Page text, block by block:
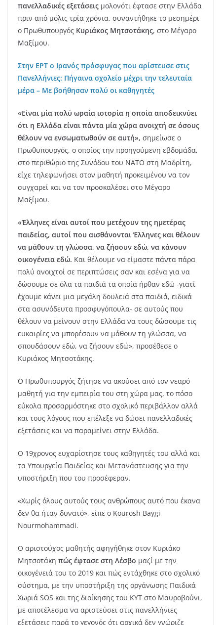
πανελλαδικές εξετάσεις μολονότι έφτασε στην Ελλάδα
πριν από μόλις τρία χρόνια, συναντήθηκε το μεσημέρι
ο Πρωθυπουργός Κυριάκος Μητσοτάκης, στο Μέγαρο
Μαξίμου.
Στην ΕΡΤ ο Ιρανός πρόσφυγας που αρίστευσε στις
Πανελλήνιες: Πήγαινα σχολείο μέχρι την τελευταία
μέρα – Με βοήθησαν πολύ οι καθηγητές
«Είναι μία πολύ ωραία ιστορία η οποία αποδεικνύει
ότι η Ελλάδα είναι πάντα μία χώρα ανοιχτή σε όσους
θέλουν να ενσωματωθούν σε αυτή», σημείωσε ο
Πρωθυπουργός, ο οποίος την προηγούμενη εβδομάδα,
στο περιθώριο της Συνόδου του ΝΑΤΟ στη Μαδρίτη,
είχε τηλεφωνήσει στον μαθητή προκειμένου να τον
συγχαρεί και να τον προσκαλέσει στο Μέγαρο
Μαξίμου.
«Έλληνες είναι αυτοί που μετέχουν της ημετέρας
παιδείας, αυτοί που αισθάνονται Έλληνες και θέλουν
να μάθουν τη γλώσσα, να ζήσουν εδώ, να κάνουν
οικογένεια εδώ. Και θέλουμε να είμαστε πάντα πάρα
πολύ ανοιχτοί σε περιπτώσεις σαν και εσένα για να
δώσουμε σε όλα τα παιδιά τα οποία ήρθαν εδώ -γιατί
έχουμε κάνει μια μεγάλη δουλειά στα παιδιά, ειδικά
στα ασυνόδευτα προσφυγόπουλα- σε αυτούς που
θέλουν να μείνουν στην Ελλάδα να τους δώσουμε τις
ευκαιρίες να μπορέσουν να μάθουν τη γλώσσα, να
σπουδάσουν εδώ, να ζήσουν εδώ», προσέθεσε ο
Κυριάκος Μητσοτάκης.
Ο Πρωθυπουργός ζήτησε να ακούσει από τον νεαρό
μαθητή για την εμπειρία του στη χώρα μας, το πόσο
εύκολα προσαρμόστηκε στο σχολικό περιβάλλον αλλά
και τους λόγους που επέλεξε να δώσει πανελλαδικές
εξετάσεις και να παραμείνει στην Ελλάδα.
Ο 19χρονος ευχαρίστησε τους καθηγητές του αλλά και
τα Υπουργεία Παιδείας και Μετανάστευσης για την
υποστήριξη που του προσέφεραν.
«Χωρίς όλους αυτούς τους ανθρώπους αυτό που έκανα
δεν θα ήταν δυνατό», είπε ο Kourosh Baygi
Nourmohammadi.
Ο αριστούχος μαθητής αφηγήθηκε στον Κυριάκο
Μητσοτάκη πώς έφτασε στη Λέσβο μαζί με την
οικογένειά του το 2019 και πώς εντάχθηκε στο σχολικό
σύστημα, με την υποστήριξη της οργάνωσης Παιδικά
Χωριά SOS και της διοίκησης του ΚΥΤ στο Μαυροβούνι,
με αποτέλεσμα να αριστεύσει στις πανελλήνιες
εξετάσεις παρά το γεγονός ότι αρχικά δεν γνώριζε